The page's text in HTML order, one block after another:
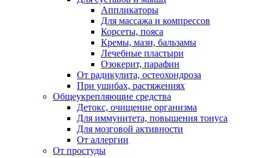
Аппликаторы
Для массажа и компрессов
Корсеты, пояса
Кремы, мази, бальзамы
Лечебные пластыри
Озокерит, парафин
От радикулита, остеохондроза
При ушибах, растяжениях
Общеукрепляющие средства
Детокс, очищение организма
Для иммунитета, повышения тонуса
Для мозговой активности
От аллергии
От простуды